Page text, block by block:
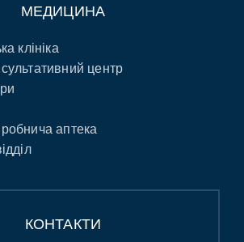
МЕДИЦИНА
клініка
центр
аптека
КОНТАКТИ